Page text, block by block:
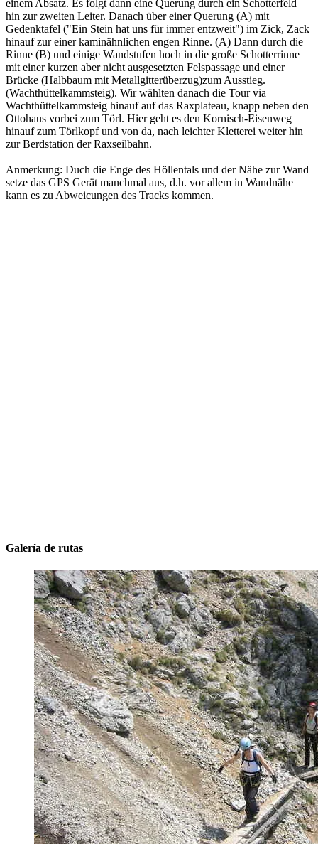
einem Absatz. Es folgt dann eine Querung durch ein Schotterfeld
hin zur zweiten Leiter. Danach über einer Querung (A) mit
Gedenktafel ("Ein Stein hat uns für immer entzweit") im Zick, Zack
hinauf zur einer kaminähnlichen engen Rinne. (A) Dann durch die
Rinne (B) und einige Wandstufen hoch in die große Schotterrinne
mit einer kurzen aber nicht ausgesetzten Felspassage und einer
Brücke (Halbbaum mit Metallgitterüberzug)zum Ausstieg.
(Wachthüttelkammsteig). Wir wählten danach die Tour via
Wachthüttelkammsteig hinauf auf das Raxplateau, knapp neben den
Ottohaus vorbei zum Törl. Hier geht es den Kornisch-Eisenweg
hinauf zum Törlkopf und von da, nach leichter Kletterei weiter hin
zur Berdstation der Raxseilbahn.
Anmerkung: Duch die Enge des Höllentals und der Nähe zur Wand
setze das GPS Gerät manchmal aus, d.h. vor allem in Wandnähe
kann es zu Abweicungen des Tracks kommen.
Galería de rutas